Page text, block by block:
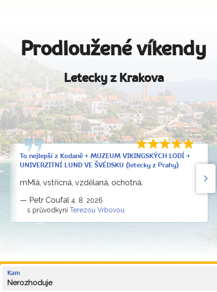
Prodloužené víkendy
Letecky z Krakova
To nejlepší z Kodaně + MUZEUM VIKINGSKÝCH LODÍ +
UNIVERZITNÍ LUND VE ŠVÉDSKU (letecky z Prahy)
mMiá, vstřícná, vzdělaná, ochotná.
— Petr Coufal 4. 8. 2026
s průvodkyní Terezou Vrbovou
Kam
Nerozhoduje